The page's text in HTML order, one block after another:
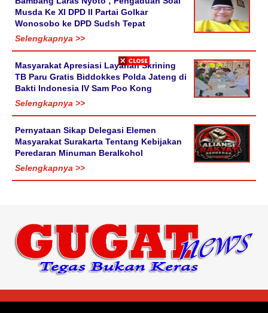
Musda Ke XI DPD II Partai Golkar
Wonosobo ke DPD Sudsh Tepat
Selengkapnya >>
Masyarakat Apresiasi Layanan Skrining
TB Paru Gratis Biddokkes Polda Jateng di
Bakti Indonesia IV Sam Poo Kong
Selengkapnya >>
Pernyataan Sikap Delegasi Elemen
Masyarakat Surakarta Tentang Kebijakan
Peredaran Minuman Beralkohol
Selengkapnya >>